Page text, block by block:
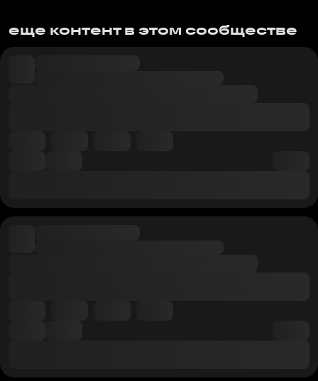
еще контент в этом сообществе